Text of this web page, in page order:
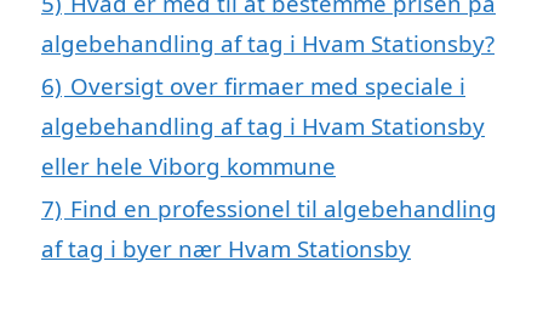
algebehandling af tag i Hvam Stationsby?
6) Oversigt over firmaer med speciale i
algebehandling af tag i Hvam Stationsby
eller hele Viborg kommune
7) Find en professionel til algebehandling
af tag i byer nær Hvam Stationsby